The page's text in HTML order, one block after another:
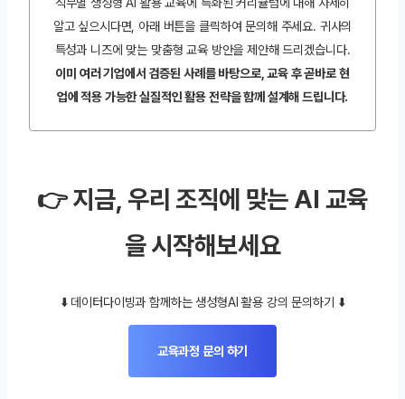
알고 싶으시다면, 아래 버튼을 클릭하여 문의해 주세요. 귀사의
특성과 니즈에 맞는 맞춤형 교육 방안을 제안해 드리겠습니다.
이미 여러 기업에서 검증된 사례를 바탕으로, 교육 후 곧바로 현
업에 적용 가능한 실질적인 활용 전략을 함께 설계해 드립니다.
👉 지금, 우리 조직에 맞는 AI 교육
을 시작해보세요
⬇️ 데이터다이빙과 함께하는 생성형AI 활용 강의 문의하기 ⬇️
교육과정 문의 하기